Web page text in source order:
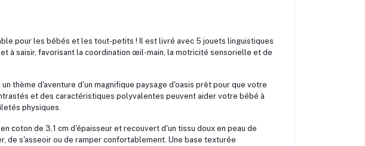
pour les bébés et les tout-petits ! Il est livré avec 5 jouets linguistiques
à saisir, favorisant la coordination œil-main, la motricité sensorielle et de
thème d'aventure d'un magnifique paysage d'oasis prêt pour que votre
et des caractéristiques polyvalentes peuvent aider votre bébé à
physiques.
coton de 3,1 cm d'épaisseur et recouvert d'un tissu doux en peau de
de s'asseoir ou de ramper confortablement. Une base texturée